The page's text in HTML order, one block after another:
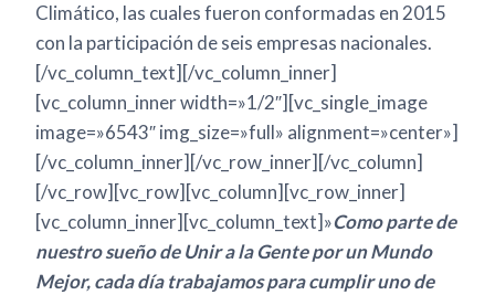
Climático, las cuales fueron conformadas en 2015
con la participación de seis empresas nacionales.
[/vc_column_text][/vc_column_inner]
[vc_column_inner width=»1/2″][vc_single_image
image=»6543″ img_size=»full» alignment=»center»]
[/vc_column_inner][/vc_row_inner][/vc_column]
[/vc_row][vc_row][vc_column][vc_row_inner]
[vc_column_inner][vc_column_text]»Como parte de
nuestro sueño de Unir a la Gente por un Mundo
Mejor, cada día trabajamos para cumplir uno de